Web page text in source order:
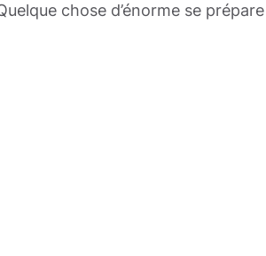
chose d’énorme se